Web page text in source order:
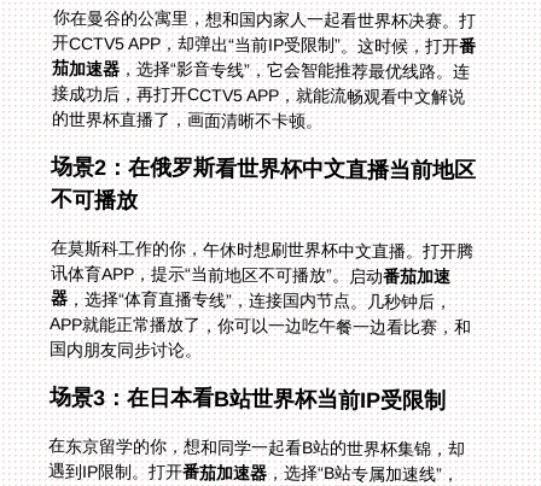
你在曼谷的公寓里，想和国内家人一起看世界杯决赛。打
开CCTV5 APP，却弹出“当前IP受限制”。这时候，打开番
茄加速器，选择“影音专线”，它会智能推荐最优线路。连
接成功后，再打开CCTV5 APP，就能流畅观看中文解说
的世界杯直播了，画面清晰不卡顿。
场景2：在俄罗斯看世界杯中文直播当前地区
不可播放
在莫斯科工作的你，午休时想刷世界杯中文直播。打开腾
讯体育APP，提示“当前地区不可播放”。启动番茄加速
器，选择“体育直播专线”，连接国内节点。几秒钟后，
APP就能正常播放了，你可以一边吃午餐一边看比赛，和
国内朋友同步讨论。
场景3：在日本看B站世界杯当前IP受限制
在东京留学的你，想和同学一起看B站的世界杯集锦，却
遇到IP限制。打开番茄加速器，选择“B站专属加速线”，
连接后再打开B站，不仅能看集锦，还能发弹幕和国内网